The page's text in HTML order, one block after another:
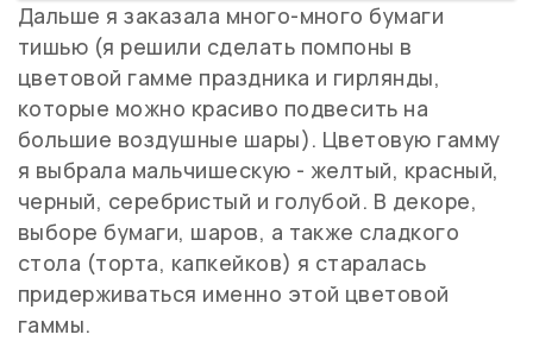
Дальше я заказала много-много бумаги
тишью (я решили сделать помпоны в
цветовой гамме праздника и гирлянды,
которые можно красиво подвесить на
большие воздушные шары). Цветовую гамму
я выбрала мальчишескую - желтый, красный,
черный, серебристый и голубой. В декоре,
выборе бумаги, шаров, а также сладкого
стола (торта, капкейков) я старалась
придерживаться именно этой цветовой
гаммы.